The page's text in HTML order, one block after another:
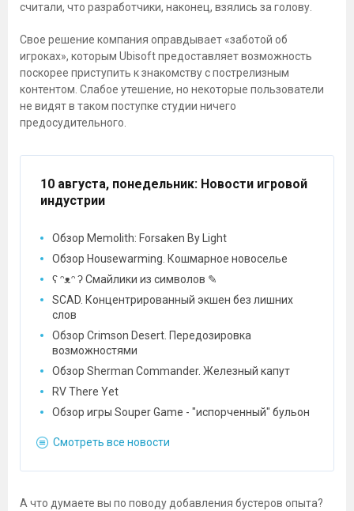
считали, что разработчики, наконец, взялись за голову.
Свое решение компания оправдывает «заботой об
игроках», которым Ubisoft предоставляет возможность
поскорее приступить к знакомству с пострелизным
контентом. Слабое утешение, но некоторые пользователи
не видят в таком поступке студии ничего
предосудительного.
10 августа, понедельник: Новости игровой
индустрии
Обзор Memolith: Forsaken By Light
Обзор Housewarming. Кошмарное новоселье
ʕ ᵔᴥᵔ ʔ Смайлики из символов ✎
SCAD. Концентрированный экшен без лишних
слов
Обзор Crimson Desert. Передозировка
возможностями
Обзор Sherman Commander. Железный капут
RV There Yet
Обзор игры Souper Game - "испорченный" бульон
Смотреть все новости
А что думаете вы по поводу добавления бустеров опыта?